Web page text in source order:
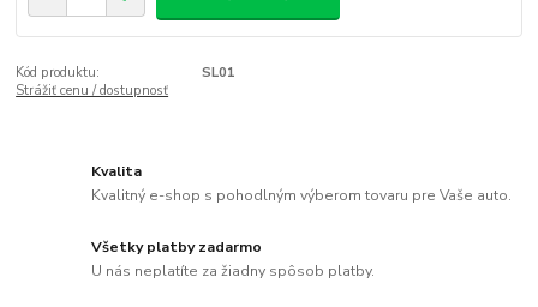
Kód produktu:
SL01
Strážiť cenu / dostupnosť
Kvalita
Kvalitný e-shop s pohodlným výberom tovaru pre Vaše auto.
Všetky platby zadarmo
U nás neplatíte za žiadny spôsob platby.